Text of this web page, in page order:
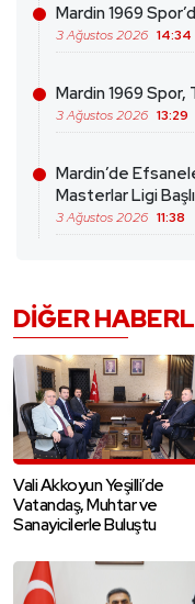
Mardin 1969
3 Ağustos 2026 14:34
Mardin 1969 Spor,
3 Ağustos 2026 13:29
Mardin’de
Masterlar Ligi
3 Ağustos 2026 11:38
DIĞER
Vali Akkoyun Yeşilli’de
Vatandaş, Muhtar ve
Sanayicilerle Buluştu